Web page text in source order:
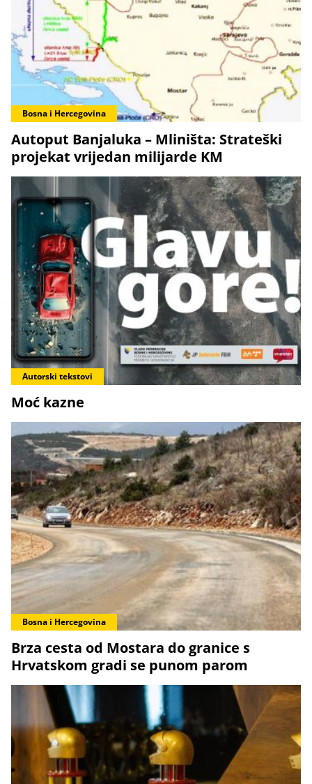
Bosna i Hercegovina
Autoput Banjaluka – Mliništa: Strateški
projekat vrijedan milijarde KM
Autorski tekstovi
Moć kazne
Bosna i Hercegovina
Brza cesta od Mostara do granice s
Hrvatskom gradi se punom parom